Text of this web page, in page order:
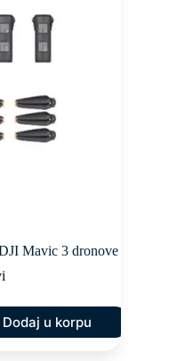
Mavic 3 dronove
Dodaj u korpu